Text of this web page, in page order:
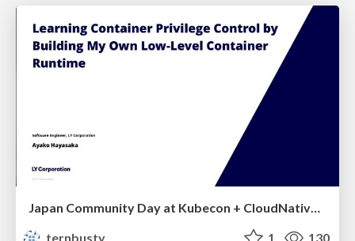
Japan Community Day at Kubecon + CloudNativeCon Japan 2026: Learning Container Privilege Control by Building My Own Low-Level Container Runtime
ternbusty
1 130